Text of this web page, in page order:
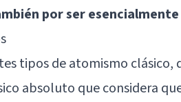
por ser
tipos de atomismo clásico,
absoluto que considera